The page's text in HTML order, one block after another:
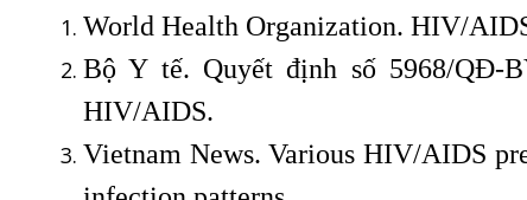
World Health Organization. HIV/
Bộ Y tế. Quyết định số 5968/QĐ-
HIV/AIDS.
Vietnam News. Various HIV/AIDS